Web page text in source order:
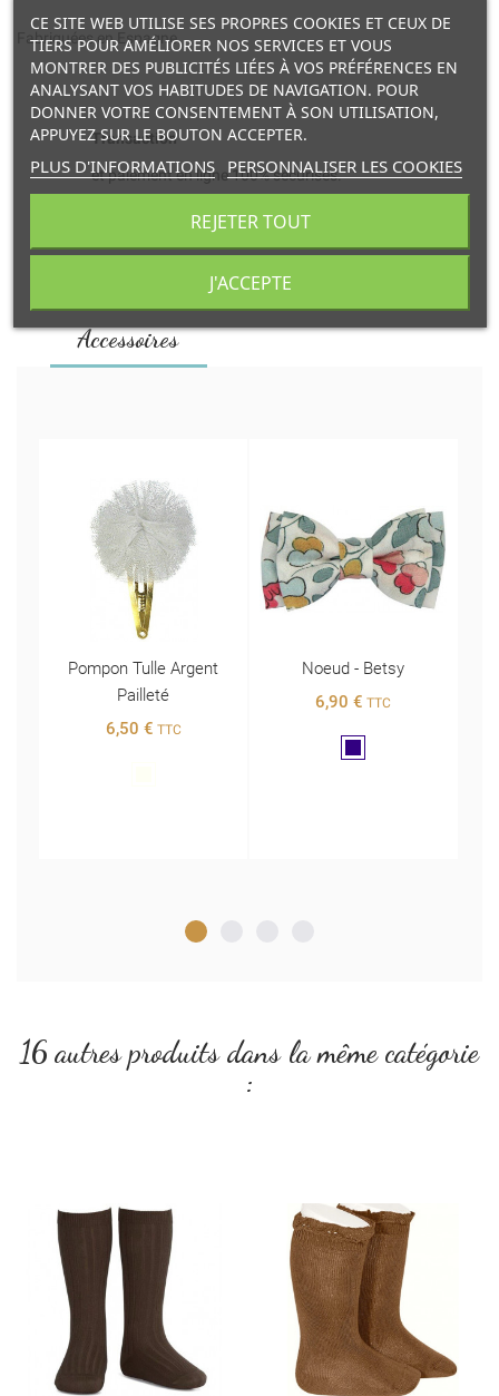
Fabriquées en Espagne
Transaction
et paiement en ligne 100% sécurisés.
à domicile ou retrait en point relais.
Accessoires
Pompon Tulle Argent
Pailleté
6,50 € TTC
Noeud - Betsy
6,90 € TTC
16 autres produits dans la même catégorie
:
CE SITE WEB UTILISE SES PROPRES COOKIES ET CEUX DE
TIERS POUR AMÉLIORER NOS SERVICES ET VOUS
MONTRER DES PUBLICITÉS LIÉES À VOS PRÉFÉRENCES EN
ANALYSANT VOS HABITUDES DE NAVIGATION. POUR
DONNER VOTRE CONSENTEMENT À SON UTILISATION,
APPUYEZ SUR LE BOUTON ACCEPTER.
PLUS D'INFORMATIONS PERSONNALISER LES COOKIES
REJETER TOUT
J'ACCEPTE